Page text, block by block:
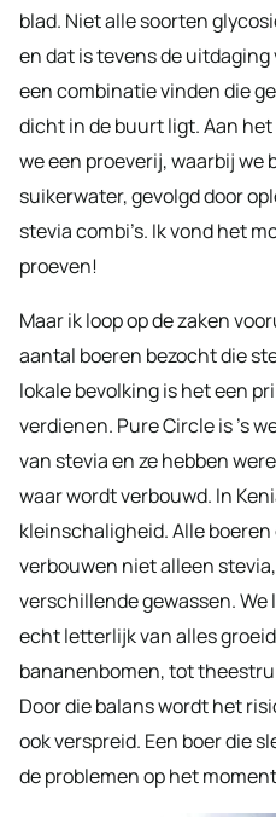
blad. Niet alle soorten
en dat is tevens de
een combinatie vinden die
dicht in de buurt ligt. Aan
we een proeverij, waarbij we
suikerwater, gevolgd door
stevia combi’s. Ik vond het
proeven!
Maar ik loop op de zaken
aantal boeren bezocht die
lokale bevolking is het een
verdienen. Pure Circle is ’s
van stevia en ze hebben
waar wordt verbouwd. In
kleinschaligheid. Alle
verbouwen niet alleen
verschillende gewassen.
echt letterlijk van alles
bananenbomen, tot
Door die balans wordt het
ook verspreid. Een boer die
de problemen op het